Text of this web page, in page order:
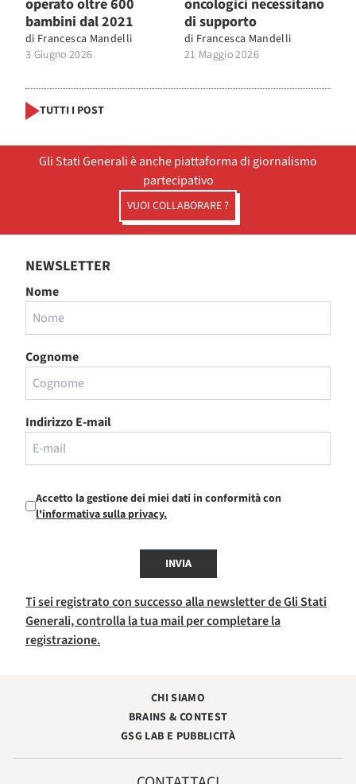
operato oltre 600
bambini dal 2021
di Francesca Mandelli
3 Giugno 2026
oncologici necessitano
di supporto
di Francesca Mandelli
21 Maggio 2026
TUTTI I POST
Gli Stati Generali è anche piattaforma di giornalismo
partecipativo
VUOI COLLABORARE ?
NEWSLETTER
Nome
Cognome
Indirizzo E-mail
Accetto la gestione dei miei dati in conformità con
l'informativa sulla privacy.
INVIA
Ti sei registrato con successo alla newsletter de Gli Stati
Generali, controlla la tua mail per completare la
registrazione.
CHI SIAMO
BRAINS & CONTEST
GSG LAB E PUBBLICITÀ